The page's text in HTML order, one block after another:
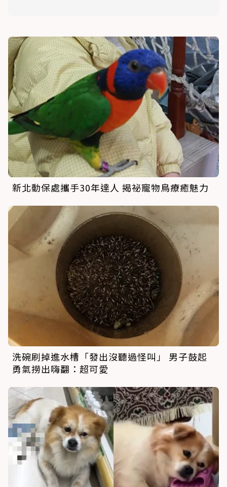
新北動保處攜手30年達人 揭祕寵物鳥療癒魅力
洗碗刷掉進水槽「發出沒聽過怪叫」 男子鼓起
勇氣撈出嗨翻：超可愛